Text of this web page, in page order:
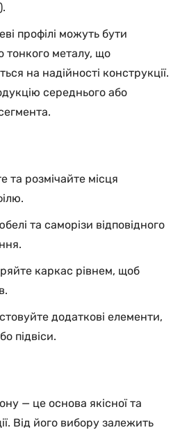
профілі можуть бути
тонкого металу, що
на надійності конструкції.
середнього або
та розмічайте місця
та саморізи відповідного
каркас рівнем, щоб
додаткові елементи,
підвіси.
— це основа якісної та
Від його вибору залежить